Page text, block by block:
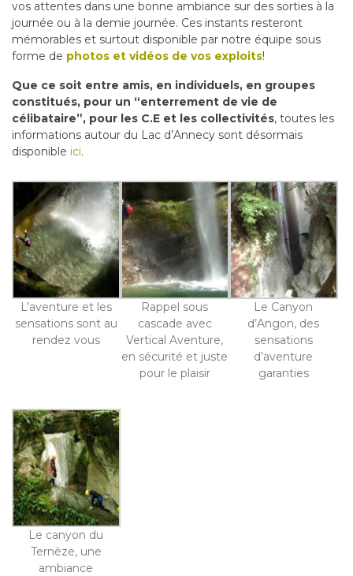
vos attentes dans une bonne ambiance sur des sorties à la
journée ou à la demie journée. Ces instants resteront
mémorables et surtout disponible par notre équipe sous
forme de photos et vidéos de vos exploits!
Que ce soit entre amis, en individuels, en groupes
constitués, pour un “enterrement de vie de
célibataire”, pour les C.E et les collectivités, toutes les
informations autour du Lac d’Annecy sont désormais
disponible ici.
L’aventure et les
sensations sont au
rendez vous
Rappel sous
cascade avec
Vertical Aventure,
en sécurité et juste
pour le plaisir
Le Canyon
d’Angon, des
sensations
d’aventure
garanties
Le canyon du
Ternèze, une
ambiance